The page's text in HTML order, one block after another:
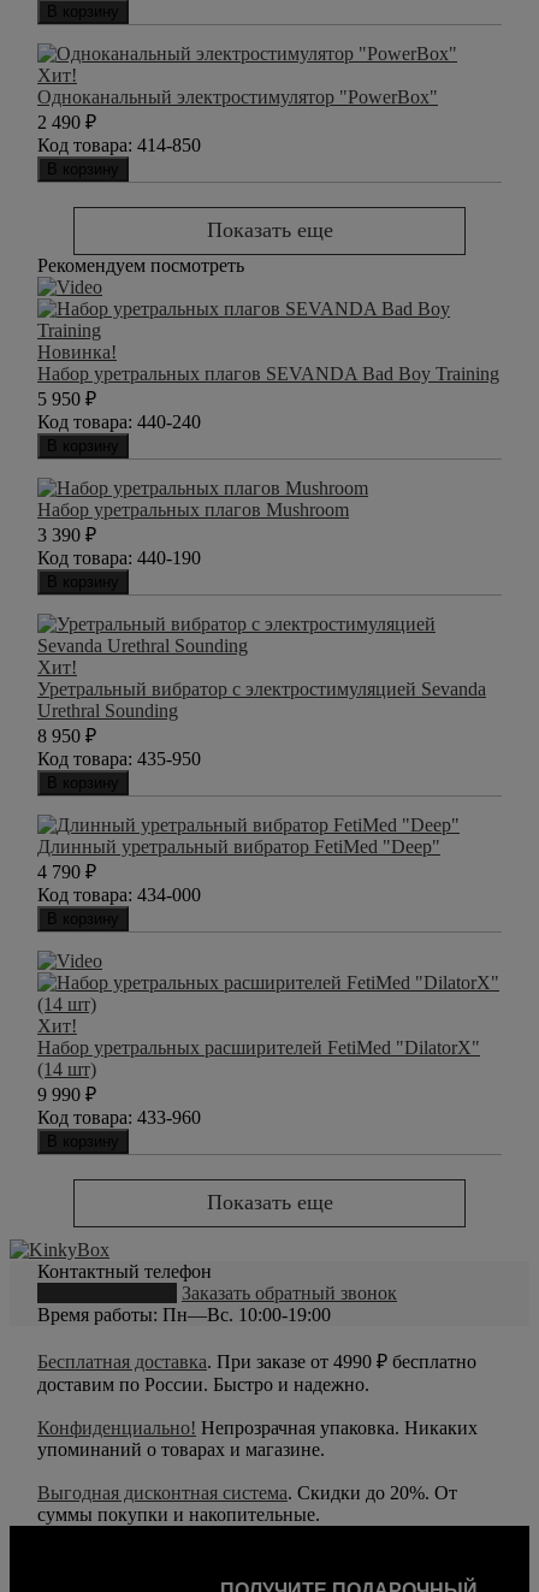
В корзину
Хит!
Одноканальный электростимулятор "PowerBox"
2 490 ₽
Код товара: 414-850
В корзину
Показать еще
Рекомендуем посмотреть
Новинка!
Набор уретральных плагов SEVANDA Bad Boy Training
5 950 ₽
Код товара: 440-240
В корзину
Набор уретральных плагов Mushroom
3 390 ₽
Код товара: 440-190
В корзину
Хит!
Уретральный вибратор с электростимуляцией Sevanda
Urethral Sounding
8 950 ₽
Код товара: 435-950
В корзину
Длинный уретральный вибратор FetiMed "Deep"
4 790 ₽
Код товара: 434-000
В корзину
Хит!
Набор уретральных расширителей FetiMed "DilatorX"
(14 шт)
9 990 ₽
Код товара: 433-960
В корзину
Показать еще
Контактный телефон
Заказать обратный звонок
Время работы: Пн—Вс. 10:00-19:00
Бесплатная доставка. При заказе от 4990 ₽ бесплатно
доставим по России. Быстро и надежно.
Конфиденциально! Непрозрачная упаковка. Никаких
упоминаний о товарах и магазине.
Выгодная дисконтная система. Скидки до 20%. От
суммы покупки и накопительные.